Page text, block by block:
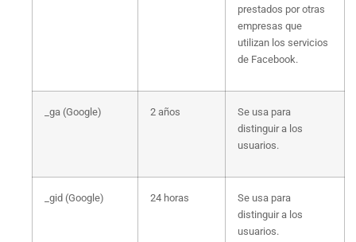
prestados por otras
empresas que
utilizan los servicios
de Facebook.
_ga (Google) 2 años
Se usa para
distinguir a los
usuarios.
_gid (Google) 24 horas
Se usa para
distinguir a los
usuarios.